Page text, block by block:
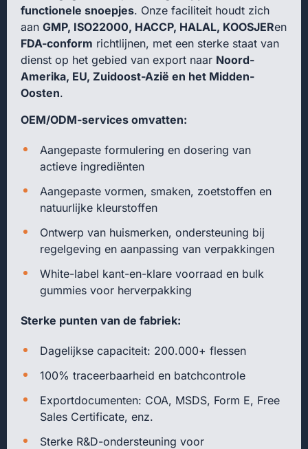
functionele snoepjes. Onze faciliteit houdt zich
aan GMP, ISO22000, HACCP, HALAL, KOOSJERen
FDA-conform richtlijnen, met een sterke staat van
dienst op het gebied van export naar Noord-
Amerika, EU, Zuidoost-Azië en het Midden-
Oosten.
OEM/ODM-services omvatten:
Aangepaste formulering en dosering van
actieve ingrediënten
Aangepaste vormen, smaken, zoetstoffen en
natuurlijke kleurstoffen
Ontwerp van huismerken, ondersteuning bij
regelgeving en aanpassing van verpakkingen
White-label kant-en-klare voorraad en bulk
gummies voor herverpakking
Sterke punten van de fabriek:
Dagelijkse capaciteit: 200.000+ flessen
100% traceerbaarheid en batchcontrole
Exportdocumenten: COA, MSDS, Form E, Free
Sales Certificate, enz.
Sterke R&D-ondersteuning voor